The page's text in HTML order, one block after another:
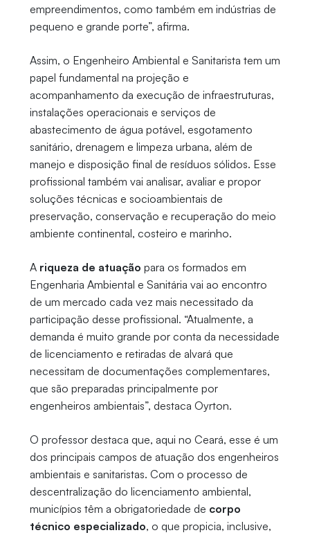
empreendimentos, como também em indústrias de
pequeno e grande porte”, afirma.
Assim, o Engenheiro Ambiental e Sanitarista tem um
papel fundamental na projeção e
acompanhamento da execução de infraestruturas,
instalações operacionais e serviços de
abastecimento de água potável, esgotamento
sanitário, drenagem e limpeza urbana, além de
manejo e disposição final de resíduos sólidos. Esse
profissional também vai analisar, avaliar e propor
soluções técnicas e socioambientais de
preservação, conservação e recuperação do meio
ambiente continental, costeiro e marinho.
A riqueza de atuação para os formados em
Engenharia Ambiental e Sanitária vai ao encontro
de um mercado cada vez mais necessitado da
participação desse profissional. “Atualmente, a
demanda é muito grande por conta da necessidade
de licenciamento e retiradas de alvará que
necessitam de documentações complementares,
que são preparadas principalmente por
engenheiros ambientais”, destaca Oyrton.
O professor destaca que, aqui no Ceará, esse é um
dos principais campos de atuação dos engenheiros
ambientais e sanitaristas. Com o processo de
descentralização do licenciamento ambiental,
municípios têm a obrigatoriedade de corpo
técnico especializado, o que propicia, inclusive,